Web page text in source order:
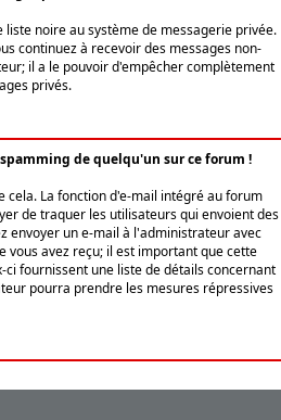
liste noire au système de messagerie privée.
continuez à recevoir des messages non-
il a le pouvoir d'empêcher complètement
privés.
de quelqu'un sur ce forum !
cela. La fonction d'e-mail intégré au forum
de traquer les utilisateurs qui envoient des
envoyer un e-mail à l'administrateur avec
vous avez reçu; il est important que cette
ci fournissent une liste de détails concernant
pourra prendre les mesures répressives